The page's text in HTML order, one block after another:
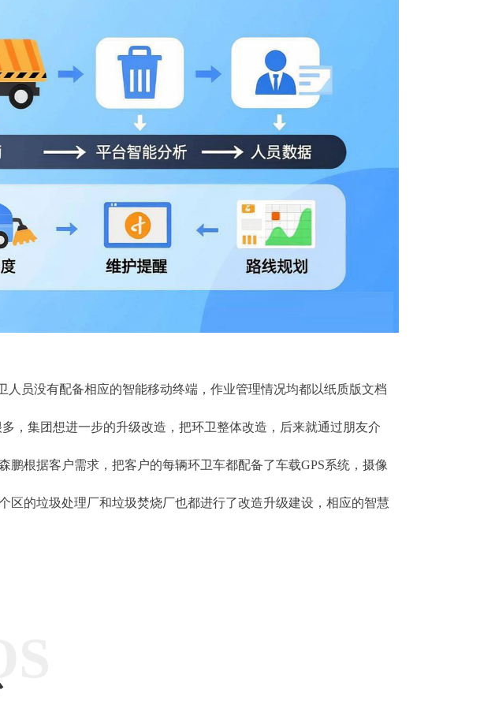
员没有配备相应的智能移动终端，作业管理情况均都以纸质版文档
，集团想进一步的升级改造，把环卫整体改造，后来就通过朋友介
根据客户需求，把客户的每辆环卫车都配备了车载GPS系统，摄像
的垃圾处理厂和垃圾焚烧厂也都进行了改造升级建设，相应的智慧